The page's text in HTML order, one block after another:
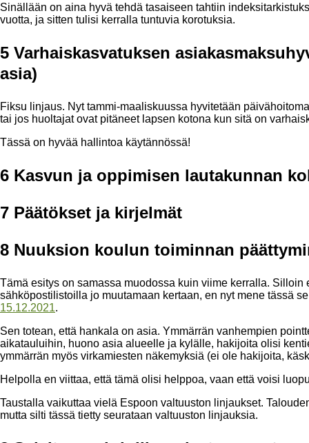
Sinällään on aina hyvä tehdä tasaiseen tahtiin
vuotta, ja sitten tulisi kerralla tuntuvia korotuksia.
5 Varhaiskasvatuksen
asia)
Fiksu linjaus. Nyt tammi-maaliskuussa hyvitetään
tai jos huoltajat ovat pitäneet lapsen kotona kun sitä on
Tässä on hyvää hallintoa käytännössä!
6 Kasvun ja oppimisen lautakunnan
7 Päätökset ja kirjelmät
8 Nuuksion koulun toiminnan
Tämä esitys on samassa muodossa kuin viime kerralla.
sähköpostilistoilla jo muutamaan kertaan, en nyt mene tässä
15.12.2021.
Sen totean, että hankala on asia. Ymmärrän vanhempien
aikatauluihin, huono asia alueelle ja kylälle, hakijoita olisi
ymmärrän myös virkamiesten näkemyksiä (ei ole hakijoita,
Helpolla en viittaa, että tämä olisi helppoa, vaan että voisi
Taustalla vaikuttaa vielä Espoon valtuuston linjaukset.
mutta silti tässä tietty seurataan valtuuston linjauksia.